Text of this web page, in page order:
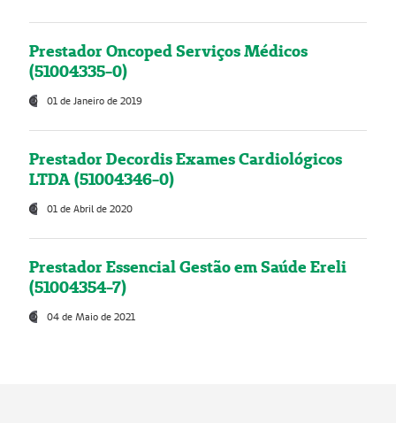
Prestador Oncoped Serviços Médicos
(51004335-0)
01 de Janeiro de 2019
Prestador Decordis Exames Cardiológicos
LTDA (51004346-0)
01 de Abril de 2020
Prestador Essencial Gestão em Saúde Ereli
(51004354-7)
04 de Maio de 2021